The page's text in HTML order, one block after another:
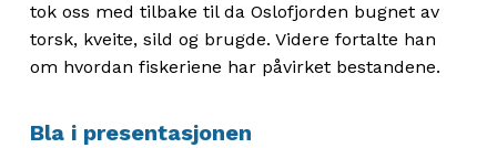
tok oss med tilbake til da Oslofjorden bugnet av
torsk, kveite, sild og brugde. Videre fortalte han
om hvordan fiskeriene har påvirket bestandene.
Bla i presentasjonen